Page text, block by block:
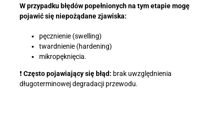
W przypadku błędów popełnionych na tym etapie mogę
pojawić się niepożądane zjawiska:
pęcznienie (swelling)
twardnienie (hardening)
mikropęknięcia.
❗ Często pojawiający się błąd: brak uwzględnienia
długoterminowej degradacji przewodu.